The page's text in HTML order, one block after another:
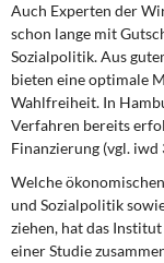
Institut
Rosa-
Über mich
Kontakt
Auch Experten der
schon lange mit
Sozialpolitik. Aus
bieten eine optimale
Wahlfreiheit. In
Verfahren bereits
Finanzierung (vgl. iwd
Welche
und So­zialpolitik
ziehen, hat das
einer Studie